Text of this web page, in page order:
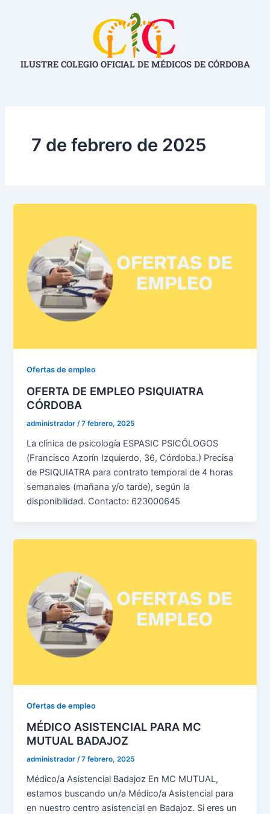
ILUSTRE COLEGIO OFICIAL DE MÉDICOS DE CÓRDOBA
7 de febrero de 2025
Ofertas de empleo
OFERTA DE EMPLEO PSIQUIATRA
CÓRDOBA
administrador/7 febrero, 2025
La clínica de psicología ESPASIC PSICÓLOGOS
(Francisco Azorín Izquierdo, 36, Córdoba.) Precisa
de PSIQUIATRA para contrato temporal de 4 horas
semanales (mañana y/o tarde), según la
disponibilidad. Contacto: 623000645
Ofertas de empleo
MÉDICO ASISTENCIAL PARA MC
MUTUAL BADAJOZ
administrador/7 febrero, 2025
Médico/a Asistencial Badajoz En MC MUTUAL,
estamos buscando un/a Médico/a Asistencial para
en nuestro centro asistencial en Badajoz. Si eres un